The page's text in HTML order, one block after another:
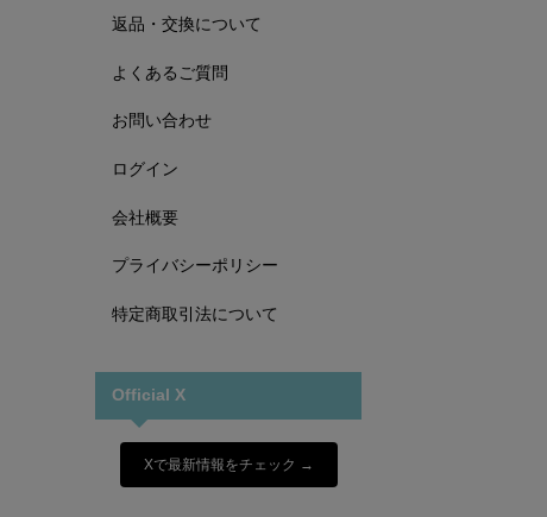
返品・交換について
よくあるご質問
お問い合わせ
ログイン
会社概要
プライバシーポリシー
特定商取引法について
Official X
Xで最新情報をチェック →